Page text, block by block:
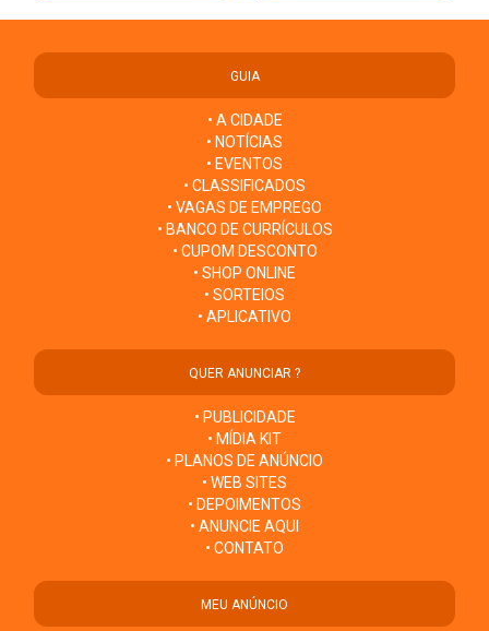
GUIA
• A CIDADE
• NOTÍCIAS
• EVENTOS
• CLASSIFICADOS
• VAGAS DE EMPREGO
• BANCO DE CURRÍCULOS
• CUPOM DESCONTO
• SHOP ONLINE
• SORTEIOS
• APLICATIVO
QUER ANUNCIAR ?
• PUBLICIDADE
• MÍDIA KIT
• PLANOS DE ANÚNCIO
• WEB SITES
• DEPOIMENTOS
• ANUNCIE AQUI
• CONTATO
MEU ANÚNCIO